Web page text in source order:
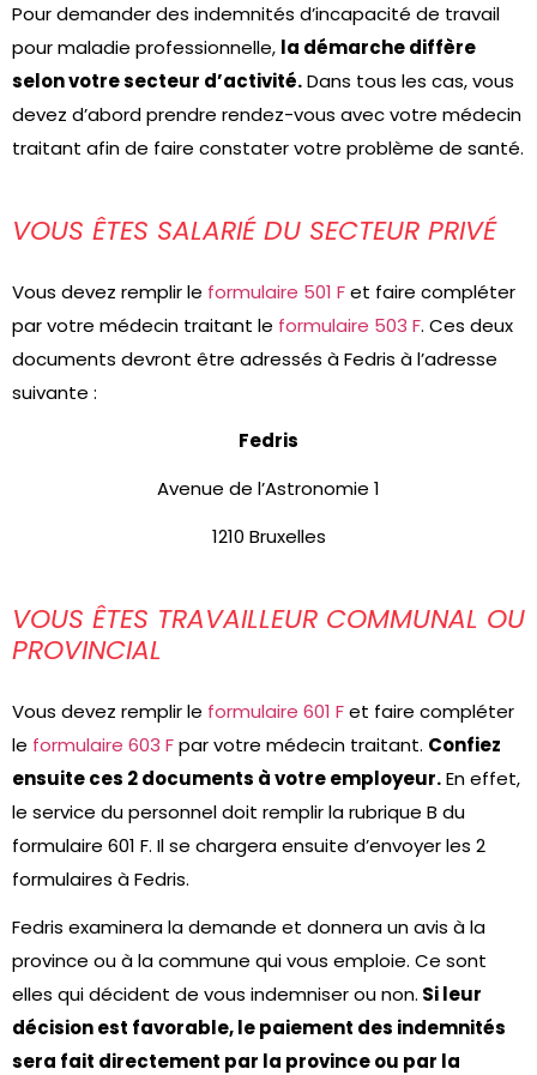
Pour demander des indemnités d’incapacité de travail
pour maladie professionnelle, la démarche diffère
selon votre secteur d’activité.Dans tous les cas, vous
devez d’abord prendre rendez-vous avec votre médecin
traitant afin de faire constater votre problème de santé.
VOUS ÊTES SALARIÉ DU SECTEUR PRIVÉ
Vous devez remplir le formulaire 501 Fet faire compléter
par votre médecin traitant le formulaire 503 F. Ces deux
documents devront être adressés à Fedris à l’adresse
suivante :
Fedris
Avenue de l’Astronomie 1
1210 Bruxelles
VOUS ÊTES TRAVAILLEUR COMMUNAL OU
PROVINCIAL
Vous devez remplir le formulaire 601 Fet faire compléter
le formulaire 603 Fpar votre médecin traitant. Confiez
ensuite ces 2 documents à votre employeur.En effet,
le service du personnel doit remplir la rubrique B du
formulaire 601 F. Il se chargera ensuite d’envoyer les 2
formulaires à Fedris.
Fedris examinera la demande et donnera un avis à la
province ou à la commune qui vous emploie. Ce sont
elles qui décident de vous indemniser ou non. Si leur
décision est favorable, le paiement des indemnités
sera fait directement par la province ou par la